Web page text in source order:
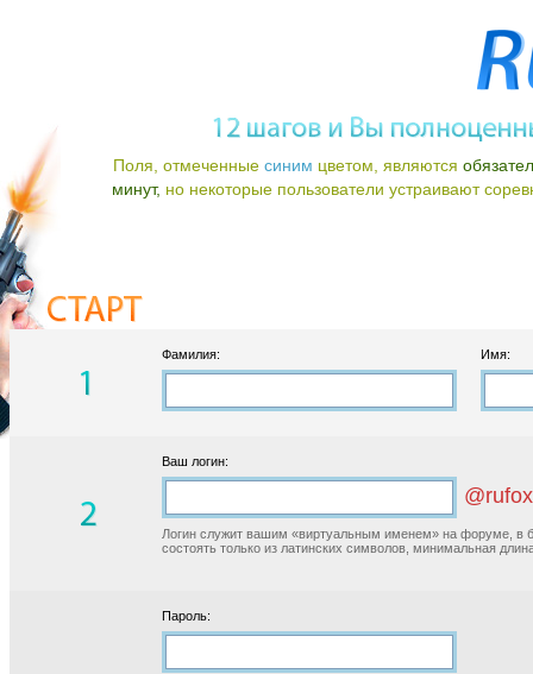
Поля, отмеченные синим цветом, являются
минут, но некоторые пользователи устраивают
Фамилия: Имя:
Ваш логин:
Логин служит вашим «виртуальным именем» на форуме, в
состоять только из латинских символов, минимальная
Пароль: